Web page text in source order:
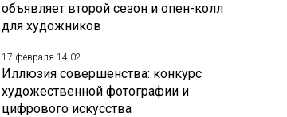
объявляет второй сезон и опен-колл
для художников
17 февраля 14:02
Иллюзия совершенства: конкурс
художественной фотографии и
цифрового искусства